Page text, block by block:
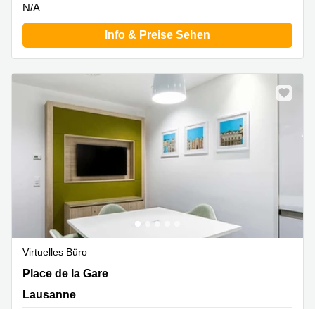
N/A
Info & Preise Sehen
Virtuelles Büro
Place de la Gare 12, Lausanne
Place de la Gare
Lausanne